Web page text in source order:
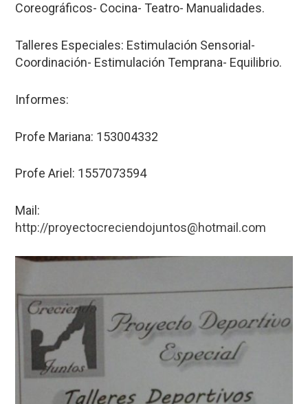
Coreográficos- Cocina- Teatro- Manualidades.
Talleres Especiales: Estimulación Sensorial-
Coordinación- Estimulación Temprana- Equilibrio.
Informes:
Profe Mariana: 153004332
Profe Ariel: 1557073594
Mail:
http://proyectocreciendojuntos@hotmail.com